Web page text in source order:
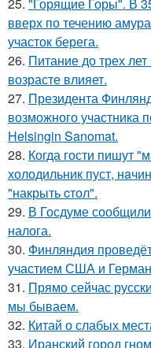
вверх по течению
участок берега.
26. Питание до трех
возрасте влияет.
27. Президента
возможного участника
Helsingin Sanomat.
28. Когда гости пишут
холодильник пуст,
"накрыть cтол".
29. В Госдуме
налога.
30. Финляндия
участием США и
31. Прямо сейчас
мы бываем.
32. Китай о слабых
33. Иранский город